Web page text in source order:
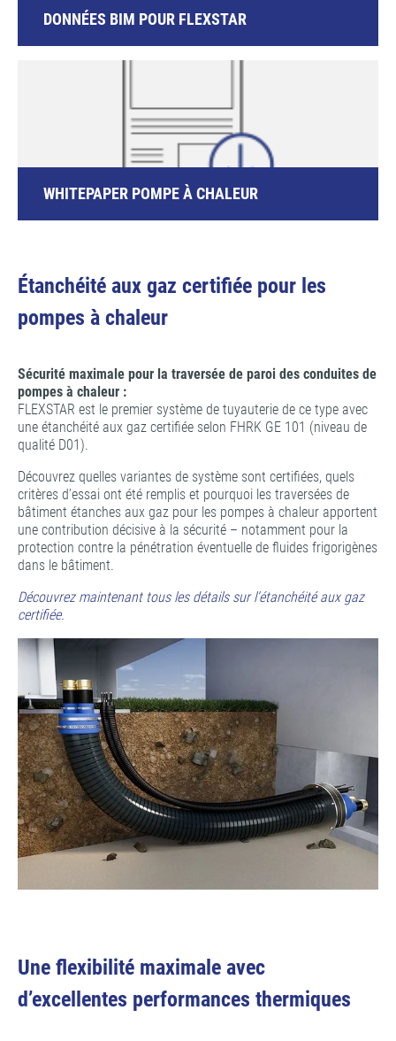
DONNÉES BIM POUR FLEXSTAR
WHITEPAPER POMPE À CHALEUR
Étanchéité aux gaz certifiée pour les
pompes à chaleur
Sécurité maximale pour la traversée de paroi des conduites de
pompes à chaleur :
FLEXSTAR est le premier système de tuyauterie de ce type avec
une étanchéité aux gaz certifiée selon FHRK GE 101 (niveau de
qualité D01).
Découvrez quelles variantes de système sont certifiées, quels
critères d’essai ont été remplis et pourquoi les traversées de
bâtiment étanches aux gaz pour les pompes à chaleur apportent
une contribution décisive à la sécurité – notamment pour la
protection contre la pénétration éventuelle de fluides frigorigènes
dans le bâtiment.
Découvrez maintenant tous les détails sur l’étanchéité aux gaz
certifiée.
Une flexibilité maximale avec
d’excellentes performances thermiques